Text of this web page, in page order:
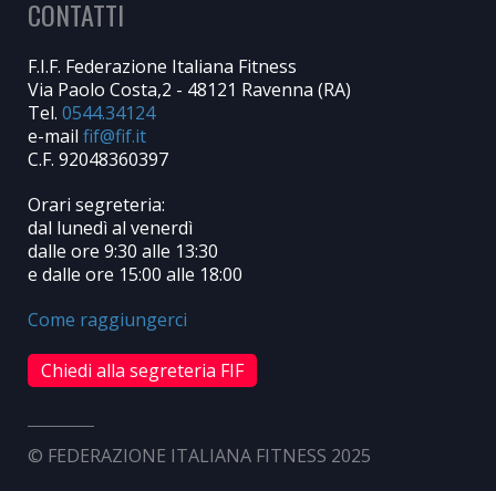
CONTATTI
F.I.F. Federazione Italiana Fitness
Via Paolo Costa,2 - 48121 Ravenna (RA)
Tel. 0544.34124
e-mail
C.F. 92048360397
Orari segreteria:
dal lunedì al venerdì
dalle ore 9:30 alle 13:30
e dalle ore 15:00 alle 18:00
Come raggiungerci
Chiedi alla segreteria FIF
© FEDERAZIONE ITALIANA FITNESS 2025